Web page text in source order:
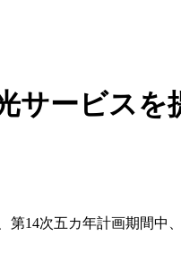
サービス
14次五カ年計画期間中